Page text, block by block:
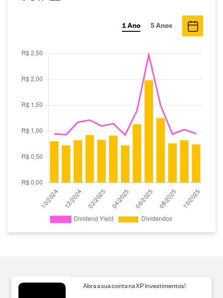
1 Ano 5 Anos
Abra a sua conta na XP Investimentos!